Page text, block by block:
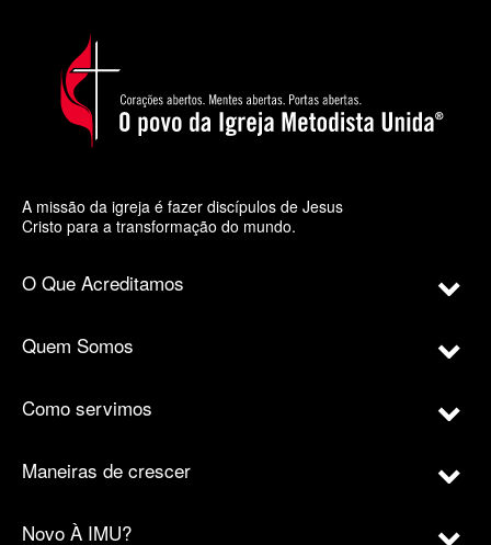
A missão da igreja é fazer discípulos de Jesus
Cristo para a transformação do mundo.
O Que Acreditamos
Quem Somos
Como servimos
Maneiras de crescer
Novo À IMU?